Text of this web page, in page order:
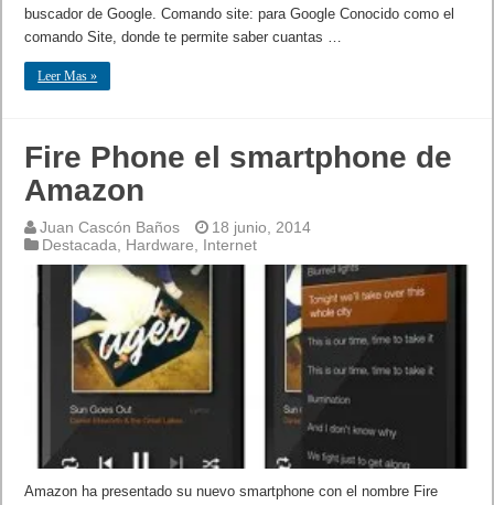
buscador de Google. Comando site: para Google Conocido como el
comando Site, donde te permite saber cuantas …
Leer Mas »
Fire Phone el smartphone de
Amazon
Juan Cascón Baños
18 junio, 2014
Destacada
Hardware Internet
Amazon ha presentado su nuevo smartphone con el nombre Fire